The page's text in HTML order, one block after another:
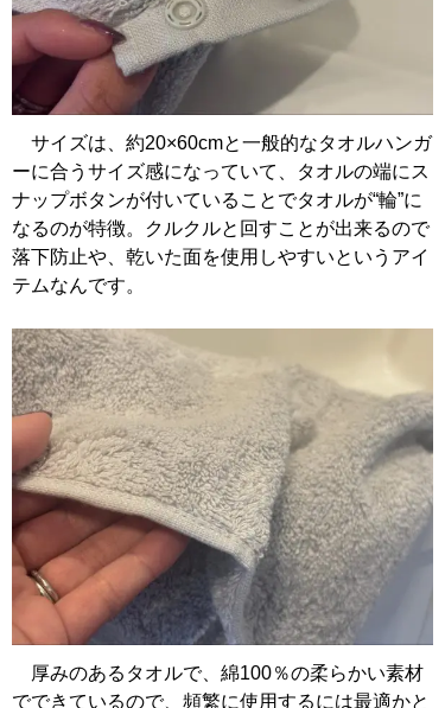
サイズは、約20×60cmと一般的なタオルハンガ
ーに合うサイズ感になっていて、タオルの端にス
ナップボタンが付いていることでタオルが“輪”に
なるのが特徴。クルクルと回すことが出来るので
落下防止や、乾いた面を使用しやすいというアイ
テムなんです。
厚みのあるタオルで、綿100％の柔らかい素材
でできているので、頻繁に使用するには最適かと